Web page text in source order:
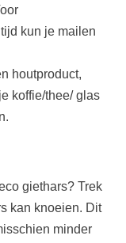
kun je mailen
houtproduct,
koffie/thee/ glas
giethars? Trek
kan knoeien. Dit
minder